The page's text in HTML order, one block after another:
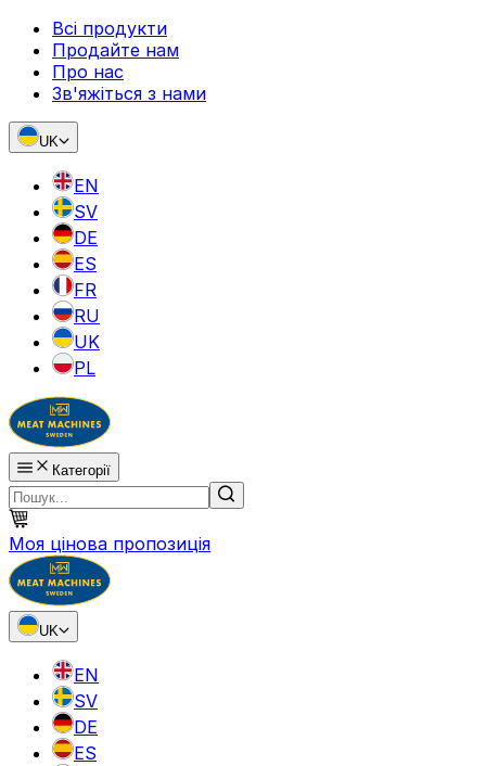
Всі продукти
Продайте нам
Про нас
Зв'яжіться з нами
UK
EN
SV
DE
ES
FR
RU
UK
PL
Категорії
Моя цінова пропозиція
UK
EN
SV
DE
ES